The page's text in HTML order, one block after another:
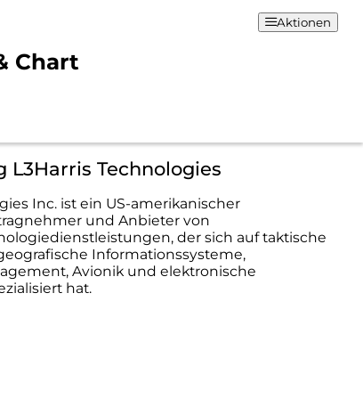
Chart
Aktionen
L3Harris Technologies
Inc. ist ein US-amerikanischer
und Anbieter von
der sich auf taktische
Informationssysteme,
Avionik und elektronische
hat.